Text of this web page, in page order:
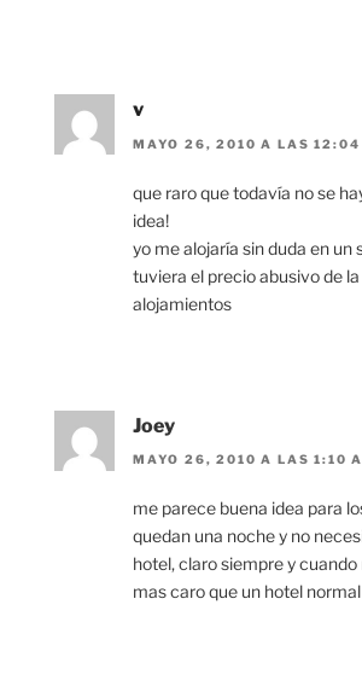
v
MAYO 26, 2010 A LAS 12:04
que raro que todavía no se
idea!
yo me alojaría sin duda en un
tuviera el precio abusivo de
alojamientos
Joey
MAYO 26, 2010 A LAS 1:10
me parece buena idea para
quedan una noche y no
hotel, claro siempre y cuando
mas caro que un hotel normal